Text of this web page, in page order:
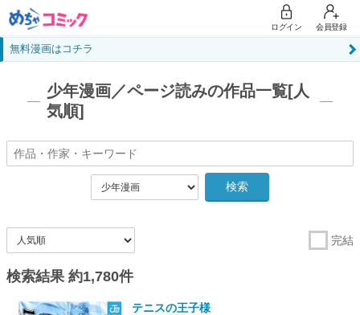
ログイン 会員登録
無料漫画はコチラ
少年漫画／ページ読みの作品一覧[人
気順]
検索
完結
検索結果 約1,780件
テニスの王子様